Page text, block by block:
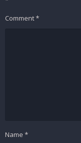
Comment*
Name *